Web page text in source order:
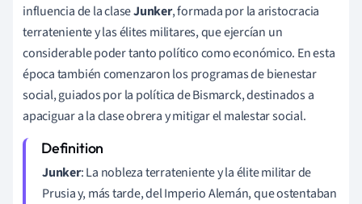
influencia de la claseJunker, formada por la aristocracia
terrateniente y las élites militares, que ejercían un
considerable poder tanto político como económico. En esta
época también comenzaron los programas de bienestar
social, guiados por la política de Bismarck, destinados a
apaciguar a la clase obrera y mitigar el malestar social.
Junker: La nobleza terrateniente y la élite militar de
Prusia y, más tarde, del Imperio Alemán, que ostentaban